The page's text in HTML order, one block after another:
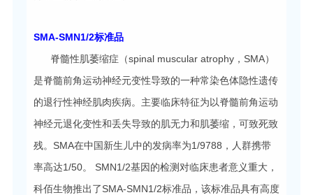
SMA-SMN1/2标准品
脊髓性肌萎缩症（spinal muscular atrophy，SMA）
是脊髓前角运动神经元变性导致的一种常染色体隐性遗传
的退行性神经肌肉疾病。主要临床特征为以脊髓前角运动
神经元退化变性和丢失导致的肌无力和肌萎缩，可致死致
残。SMA在中国新生儿中的发病率为1/9788，人群携带
率高达1/50。 SMN1/2基因的检测对临床患者意义重大，
科佰生物推出了SMA-SMN1/2标准品，该标准品具有高度